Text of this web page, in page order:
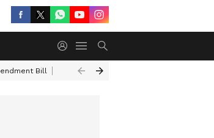
Bill Aban Ahmed Educational Qualification